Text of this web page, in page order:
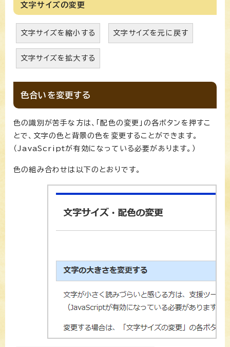
文字サイズの変更
文字サイズを縮小する 文字サイズを元に戻す
文字サイズを拡大する
色合いを変更する
色の識別が苦手な方は、「配色の変更」の各ボタンを押すこ
とで、文字の色と背景の色を変更することができます。
（JavaScriptが有効になっている必要があります。）
色の組み合わせは以下のとおりです。